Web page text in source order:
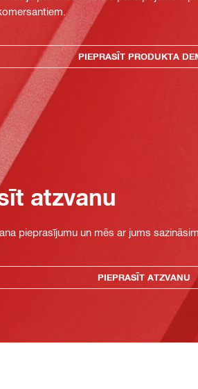
PIEPRASĪT PRODUKTA
atzvanu
pieprasījumu un mēs ar jums
PIEPRASĪT ATZVANU